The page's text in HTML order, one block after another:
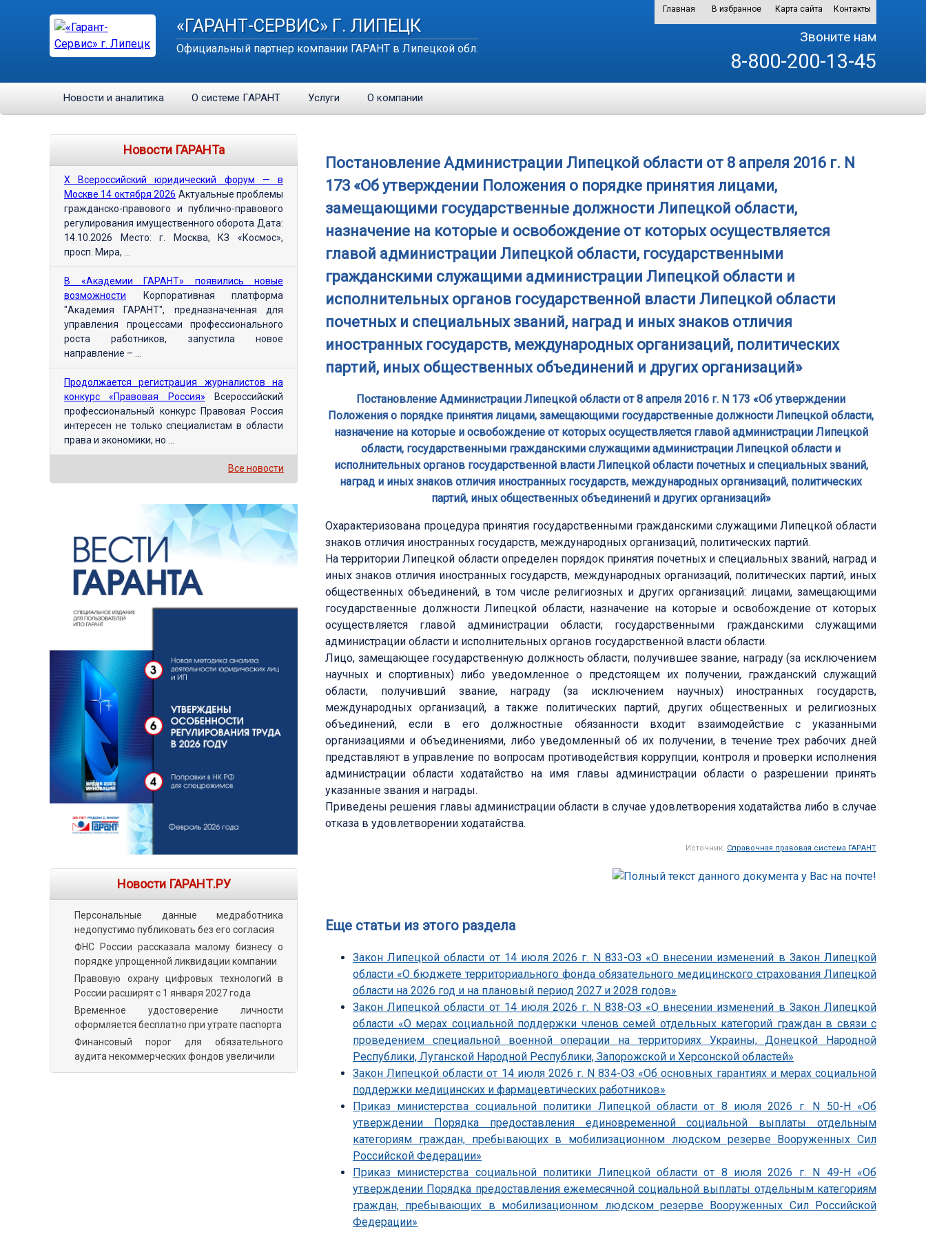
«ГАРАНТ-СЕРВИС» Г. ЛИПЕЦК
Официальный партнер компании ГАРАНТ в Липецкой обл.
Главная В избранное Карта сайта Контакты
Звоните нам
8-800-200-13-45
Новости и аналитика О системе ГАРАНТ Услуги О компании
Постановление Администрации Липецкой области от 8 апреля 2016 г. N
173 «Об утверждении Положения о порядке принятия лицами,
замещающими государственные должности Липецкой области,
назначение на которые и освобождение от которых осуществляется
главой администрации Липецкой области, государственными
гражданскими служащими администрации Липецкой области и
исполнительных органов государственной власти Липецкой области
почетных и специальных званий, наград и иных знаков отличия
иностранных государств, международных организаций, политических
партий, иных общественных объединений и других организаций»
Постановление Администрации Липецкой области от 8 апреля 2016 г. N 173 «Об утверждении
Положения о порядке принятия лицами, замещающими государственные должности Липецкой области,
назначение на которые и освобождение от которых осуществляется главой администрации Липецкой
области, государственными гражданскими служащими администрации Липецкой области и
исполнительных органов государственной власти Липецкой области почетных и специальных званий,
наград и иных знаков отличия иностранных государств, международных организаций, политических
партий, иных общественных объединений и других организаций»
Охарактеризована процедура принятия государственными гражданскими служащими Липецкой области
знаков отличия иностранных государств, международных организаций, политических партий.
На территории Липецкой области определен порядок принятия почетных и специальных званий, наград и
иных знаков отличия иностранных государств, международных организаций, политических партий, иных
общественных объединений, в том числе религиозных и других организаций: лицами, замещающими
государственные должности Липецкой области, назначение на которые и освобождение от которых
осуществляется главой администрации области; государственными гражданскими служащими
администрации области и исполнительных органов государственной власти области.
Лицо, замещающее государственную должность области, получившее звание, награду (за исключением
научных и спортивных) либо уведомленное о предстоящем их получении, гражданский служащий
области, получивший звание, награду (за исключением научных) иностранных государств,
международных организаций, а также политических партий, других общественных и религиозных
объединений, если в его должностные обязанности входит взаимодействие с указанными
организациями и объединениями, либо уведомленный об их получении, в течение трех рабочих дней
представляют в управление по вопросам противодействия коррупции, контроля и проверки исполнения
администрации области ходатайство на имя главы администрации области о разрешении принять
указанные звания и награды.
Приведены решения главы администрации области в случае удовлетворения ходатайства либо в случае
отказа в удовлетворении ходатайства.
Источник: Справочная правовая система ГАРАНТ
Еще статьи из этого раздела
Закон Липецкой области от 14 июля 2026 г. N 833-ОЗ «О внесении изменений в Закон Липецкой
области «О бюджете территориального фонда обязательного медицинского страхования Липецкой
области на 2026 год и на плановый период 2027 и 2028 годов»
Закон Липецкой области от 14 июля 2026 г. N 838-ОЗ «О внесении изменений в Закон Липецкой
области «О мерах социальной поддержки членов семей отдельных категорий граждан в связи с
проведением специальной военной операции на территориях Украины, Донецкой Народной
Республики, Луганской Народной Республики, Запорожской и Херсонской областей»
Закон Липецкой области от 14 июля 2026 г. N 834-ОЗ «Об основных гарантиях и мерах социальной
поддержки медицинских и фармацевтических работников»
Приказ министерства социальной политики Липецкой области от 8 июля 2026 г. N 50-Н «Об
утверждении Порядка предоставления единовременной социальной выплаты отдельным
категориям граждан, пребывающих в мобилизационном людском резерве Вооруженных Сил
Российской Федерации»
Приказ министерства социальной политики Липецкой области от 8 июля 2026 г. N 49-Н «Об
утверждении Порядка предоставления ежемесячной социальной выплаты отдельным категориям
граждан, пребывающих в мобилизационном людском резерве Вооруженных Сил Российской
Федерации»
Новости ГАРАНТа
Х Всероссийский юридический форум — в
Москве 14 октября 2026 Актуальные проблемы
гражданско-правового и публично-правового
регулирования имущественного оборота Дата:
14.10.2026 Место: г. Москва, КЗ «Космос»,
просп. Мира, ...
В «Академии ГАРАНТ» появились новые
возможности Корпоративная платформа
"Академия ГАРАНТ", предназначенная для
управления процессами профессионального
роста работников, запустила новое
направление – ...
Продолжается регистрация журналистов на
конкурс «Правовая Россия» Всероссийский
профессиональный конкурс Правовая Россия
интересен не только специалистам в области
права и экономики, но ...
Все новости
Новости ГАРАНТ.РУ
Персональные данные медработника
недопустимо публиковать без его согласия
ФНС России рассказала малому бизнесу о
порядке упрощенной ликвидации компании
Правовую охрану цифровых технологий в
России расширят с 1 января 2027 года
Временное удостоверение личности
оформляется бесплатно при утрате паспорта
Финансовый порог для обязательного
аудита некоммерческих фондов увеличили